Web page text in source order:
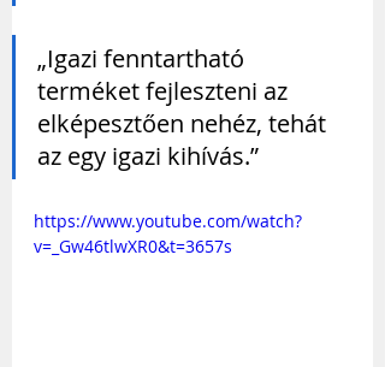
„Igazi fenntartható
terméket fejleszteni az
elképesztően nehéz, tehát
az egy igazi kihívás.”
https://www.youtube.com/watch?
v=_Gw46tlwXR0&t=3657s